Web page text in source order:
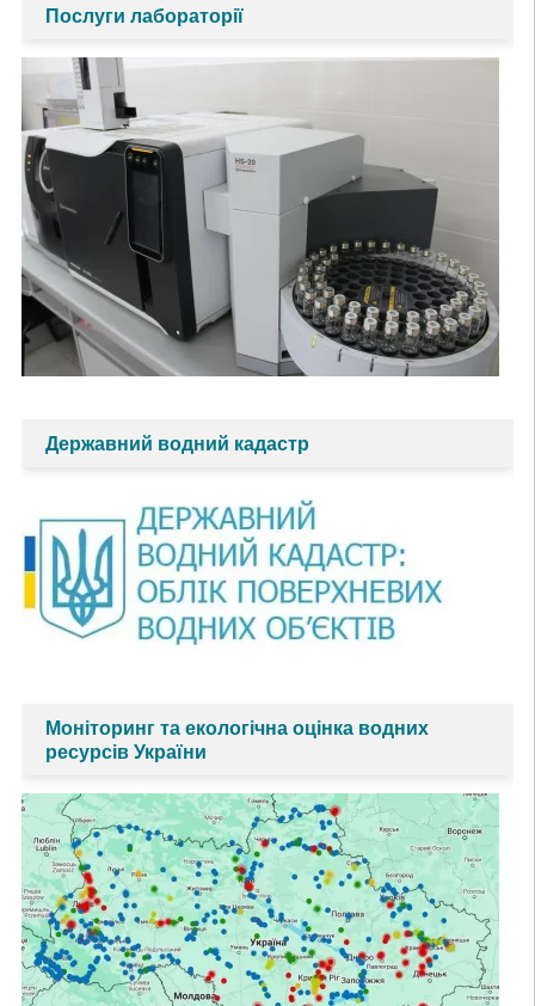
Послуги лабораторії
Державний водний кадастр
Моніторинг та екологічна оцінка водних
ресурсів України